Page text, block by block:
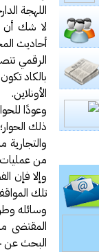
اللهجة
لا شك أن
أحاديث
الرقمي
بالكاد
الأونلاين.
وعودًا
ذلك
والتجارية
من عمليات
وإلا فإن
تلك
وسائله
المقتضى
البحث عن